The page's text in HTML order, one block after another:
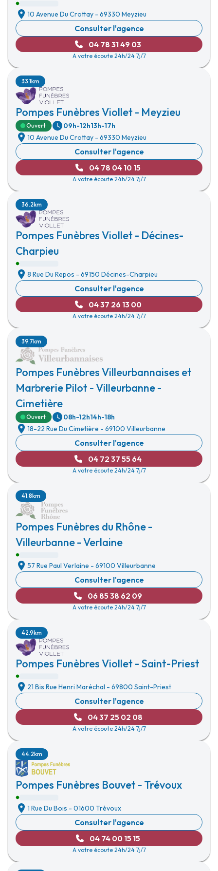
10 Avenue Du Crottay - 69330 Meyzieu
Consulter l'agence
04 78 31 49 03
A votre écoute 24h/24 7j/7
Pompes Funèbres Viollet - Meyzieu
33.1km
Ouvert 09h-12h13h-17h
10 Avenue Du Crottay - 69330 Meyzieu
Consulter l'agence
04 78 04 10 15
A votre écoute 24h/24 7j/7
Pompes Funèbres Viollet - Décines-
Charpieu
36.2km
8 Rue Du Repos - 69150 Décines-Charpieu
Consulter l'agence
04 37 26 13 00
A votre écoute 24h/24 7j/7
Pompes Funèbres Villeurbannaises et
Marbrerie Pilot - Villeurbanne -
Cimetière
39.7km
Ouvert 08h-12h14h-18h
18-22 Rue Du Cimetière - 69100 Villeurbanne
Consulter l'agence
04 72 37 55 64
A votre écoute 24h/24 7j/7
Pompes Funèbres du Rhône -
Villeurbanne - Verlaine
41.8km
57 Rue Paul Verlaine - 69100 Villeurbanne
Consulter l'agence
06 85 38 62 09
A votre écoute 24h/24 7j/7
Pompes Funèbres Viollet - Saint-Priest
42.9km
21 Bis Rue Henri Maréchal - 69800 Saint-Priest
Consulter l'agence
04 37 25 02 08
A votre écoute 24h/24 7j/7
Pompes Funèbres Bouvet - Trévoux
44.2km
1 Rue Du Bois - 01600 Trévoux
Consulter l'agence
04 74 00 15 15
A votre écoute 24h/24 7j/7